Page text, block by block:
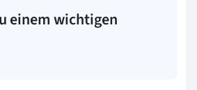
einem wichtigen